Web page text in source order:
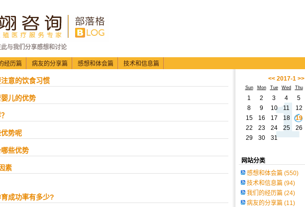
与我们分享感想和讨论
经历篇 病友的分享篇 感想和体会篇 技术和信息篇
意的饮食习惯
儿的优势
势呢
些优势
素
成功率有多少?
<< 2017-1 >>
Sun Mon Tue Wed Thu
1 2 3 4 5
8
9 10 11 12
15
16 17 18 19
22
23 24 25 26
29
30 31
网站分类
感想和体会篇 (550)
技术和信息篇 (94)
我们的经历篇 (24)
病友的分享篇 (11)